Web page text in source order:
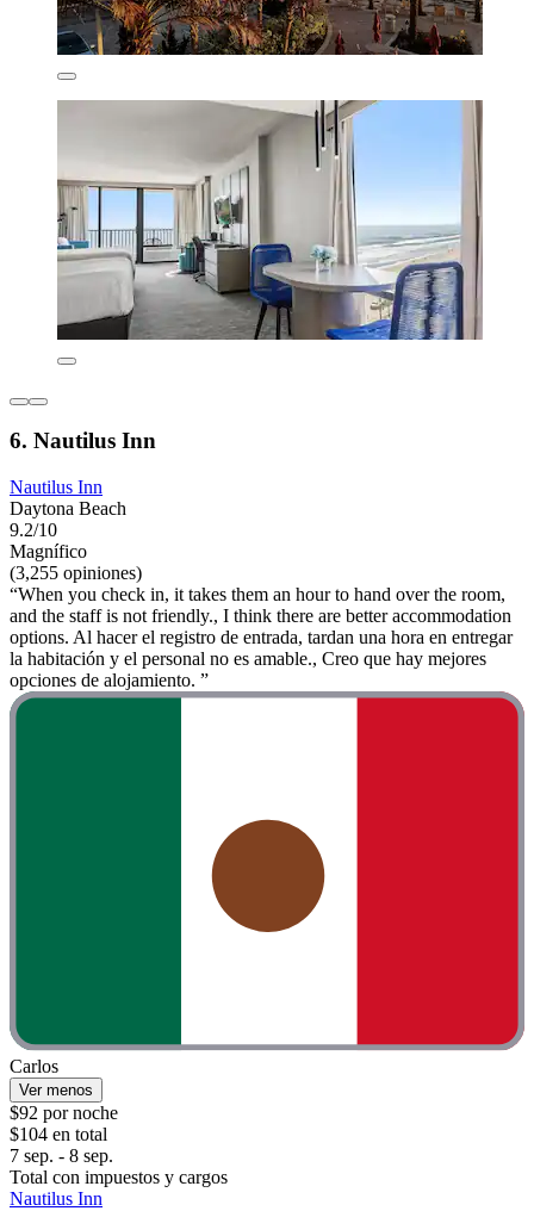
6. Nautilus Inn
Nautilus Inn
Daytona Beach
9.2/10
Magnífico
(3,255 opiniones)
“When you check in, it takes them an hour to hand over the room,
and the staff is not friendly., I think there are better accommodation
options. Al hacer el registro de entrada, tardan una hora en entregar
la habitación y el personal no es amable., Creo que hay mejores
opciones de alojamiento. ”
Carlos
Ver menos
$92 por noche
$104 en total
7 sep. - 8 sep.
Total con impuestos y cargos
Nautilus Inn